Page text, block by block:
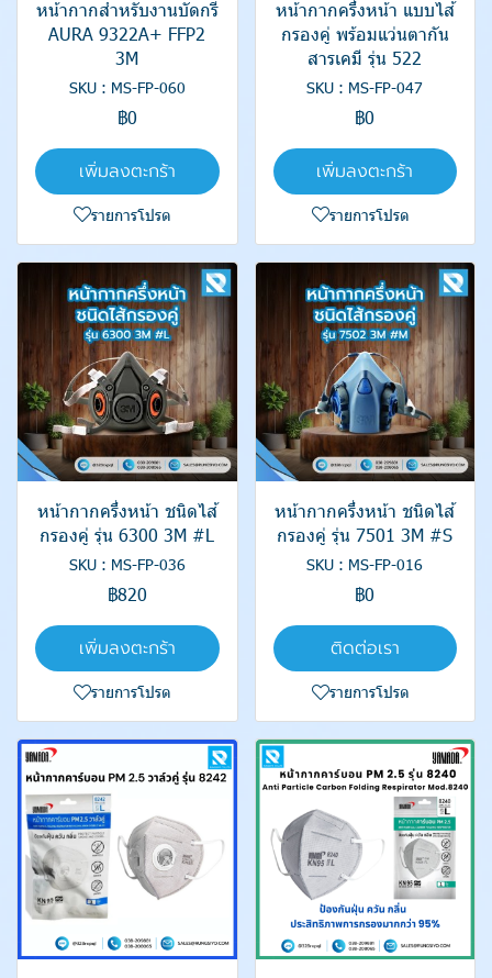
หน้ากากสำหรับงานบัดกรี
AURA 9322A+ FFP2
3M
SKU : MS-FP-060
฿0
เพิ่มลงตะกร้า
รายการโปรด
หน้ากากครึ่งหน้า แบบไส้
กรองคู่ พร้อมแว่นตากัน
สารเคมี รุ่น 522
SKU : MS-FP-047
฿0
เพิ่มลงตะกร้า
รายการโปรด
หน้ากากครึ่งหน้า ชนิดไส้
กรองคู่ รุ่น 6300 3M #L
SKU : MS-FP-036
฿820
เพิ่มลงตะกร้า
รายการโปรด
หน้ากากครึ่งหน้า ชนิดไส้
กรองคู่ รุ่น 7501 3M #S
SKU : MS-FP-016
฿0
ติดต่อเรา
รายการโปรด